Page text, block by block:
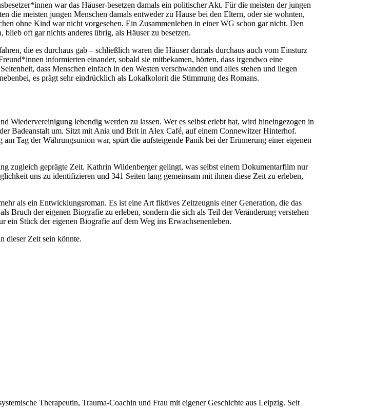
war das Häuser-besetzen damals ein politischer Akt. Für die meisten der jungen
die meisten jungen Menschen damals entweder zu Hause bei den Eltern, oder sie wohnten,
ohne Kind war nicht vorgesehen. Ein Zusammenleben in einer WG schon gar nicht. Den
oft gar nichts anderes übrig, als Häuser zu besetzen.
die es durchaus gab – schließlich waren die Häuser damals durchaus auch vom Einsturz
informierten einander, sobald sie mitbekamen, hörten, dass irgendwo eine
dass Menschen einfach in den Westen verschwanden und alles stehen und liegen
es prägt sehr eindrücklich als Lokalkolorit die Stimmung des Romans.
lebendig werden zu lassen. Wer es selbst erlebt hat, wird hineingezogen in
Badeanstalt um. Sitzt mit Ania und Brit in Alex Café, auf einem Connewitzer Hinterhof.
Tag der Währungsunion war, spürt die aufsteigende Panik bei der Erinnerung einer eigenen
zugleich geprägte Zeit. Kathrin Wildenberger gelingt, was selbst einem Dokumentarfilm nur
uns zu identifizieren und 341 Seiten lang gemeinsam mit ihnen diese Zeit zu erleben,
als ein Entwicklungsroman. Es ist eine Art fiktives Zeitzeugnis einer Generation, die das
Bruch der eigenen Biografie zu erleben, sondern die sich als Teil der Veränderung verstehen
ein Stück der eigenen Biografie auf dem Weg ins Erwachsenenleben.
dieser Zeit sein könnte.
Therapeutin, Trauma-Coachin und Frau mit eigener Geschichte aus Leipzig. Seit